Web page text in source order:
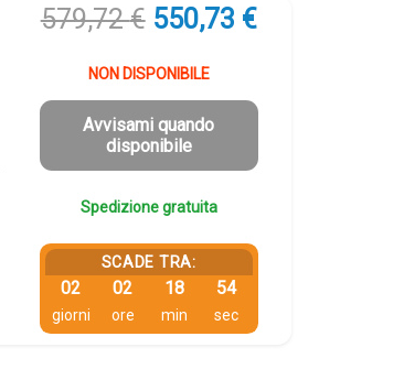
579,72€ Il
prezzo
originale
era:
579,72 €.
550,73 €Il
è:
NON DISPONIBILE
Avvisami quando
disponibile
Spedizione gratuita
SCADE TRA:
02
giorni
02
ore
18
min
54
sec